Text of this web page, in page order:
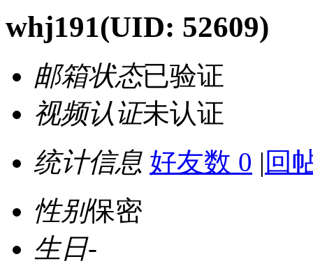
whj191(UID: 52609)
邮箱状态已验证
视频认证未认证
统计信息 好友数 0 | 回
性别保密
生日-